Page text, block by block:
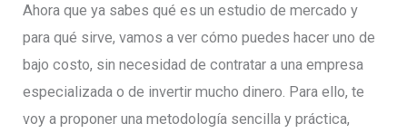
Ahora que ya sabes qué es un estudio de mercado y
para qué sirve, vamos a ver cómo puedes hacer uno de
bajo costo, sin necesidad de contratar a una empresa
especializada o de invertir mucho dinero. Para ello, te
voy a proponer una metodología sencilla y práctica,